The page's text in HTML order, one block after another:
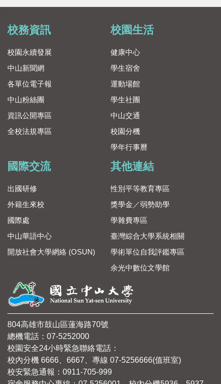
校務資訊
校園永續發展
中山新聞網
各單位電子報
中山粉絲團
資訊公開專區
全校法規專區
校園生活
健康中心
學生宿舍
運動場館
學生社團
中山交通
校園分機
學年行事曆
國際交流
出國研修
外籍生來校
國際處
中山華語中心
開放社會大學網絡 (OSUN)
其他連結
性別平等教育專區
獎學金／弱勢助學
學雜費專區
臺灣綜合大學系統相關
學術單位自我評鑑專區
余光中數位文學館
804高雄市鼓山區蓮海路70號
總機電話：07-5252000
校園安全24小時緊急聯絡電話：
校內分機 6666、6667、專線 07-5256666(值班室)
校安緊急通報：0911-705-999